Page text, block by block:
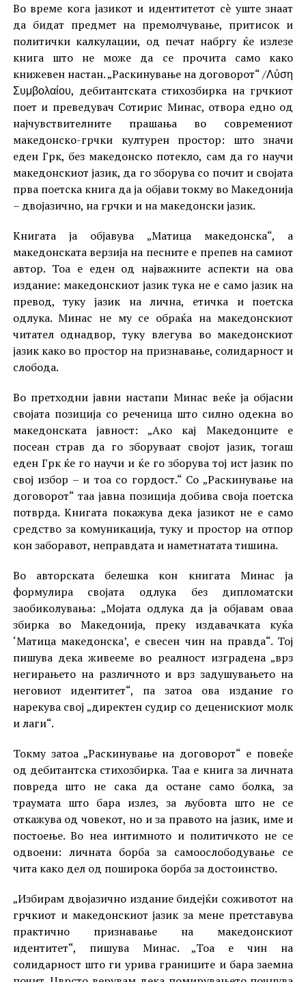
Во време кога јазикот и идентитетот сè уште знаат
да бидат предмет на премолчување, притисок и
политички калкулации, од печат набргу ќе излезе
книга што не може да се прочита само како
книжевен настан. „Раскинување на договорот“ /Λύση
Συμβολαίου, дебитантската стихозбирка на грчкиот
поет и преведувач Сотирис Минас, отвора едно од
најчувствителните прашања во современиот
македонско-грчки културен простор: што значи
еден Грк, без македонско потекло, сам да го научи
македонскиот јазик, да го зборува со почит и својата
прва поетска книга да ја објави токму во Македонија
– двојазично, на грчки и на македонски јазик.
Книгата ја објавува „Матица македонска“, а
македонската верзија на песните е препев на самиот
автор. Тоа е еден од најважните аспекти на ова
издание: македонскиот јазик тука не е само јазик на
превод, туку јазик на лична, етичка и поетска
одлука. Минас не му се обраќа на македонскиот
читател однадвор, туку влегува во македонскиот
јазик како во простор на признавање, солидарност и
слобода.
Во претходни јавни настапи Минас веќе ја објасни
својата позиција со реченица што силно одекна во
македонската јавност: „Ако кај Македонците е
посеан страв да го зборуваат својот јазик, тогаш
еден Грк ќе го научи и ќе го зборува тој ист јазик по
свој избор – и тоа со гордост.“ Со „Раскинување на
договорот“ таа јавна позиција добива своја поетска
потврда. Книгата покажува дека јазикот не е само
средство за комуникација, туку и простор на отпор
кон заборавот, неправдата и наметнатата тишина.
Во авторската белешка кон книгата Минас ја
формулира својата одлука без дипломатски
заобиколувања: „Мојата одлука да ја објавам оваа
збирка во Македонија, преку издавачката куќа
‘Матица македонска’, е свесен чин на правда“. Тој
пишува дека живееме во реалност изградена „врз
негирањето на различното и врз задушувањето на
неговиот идентитет“, па затоа ова издание го
нарекува свој „директен судир со деценискиот молк
и лаги“.
Токму затоа „Раскинување на договорот“ е повеќе
од дебитантска стихозбирка. Таа е книга за личната
повреда што не сака да остане само болка, за
траумата што бара излез, за љубовта што не се
откажува од човекот, но и за правото на јазик, име и
постоење. Во неа интимното и политичкото не се
одвоени: личната борба за самоослободување се
чита како дел од поширока борба за достоинство.
„Избирам двојазично издание бидејќи соживотот на
грчкиот и македонскиот јазик за мене претставува
практично признавање на македонскиот
идентитет“, пишува Минас. „Тоа е чин на
солидарност што ги урива границите и бара заемна